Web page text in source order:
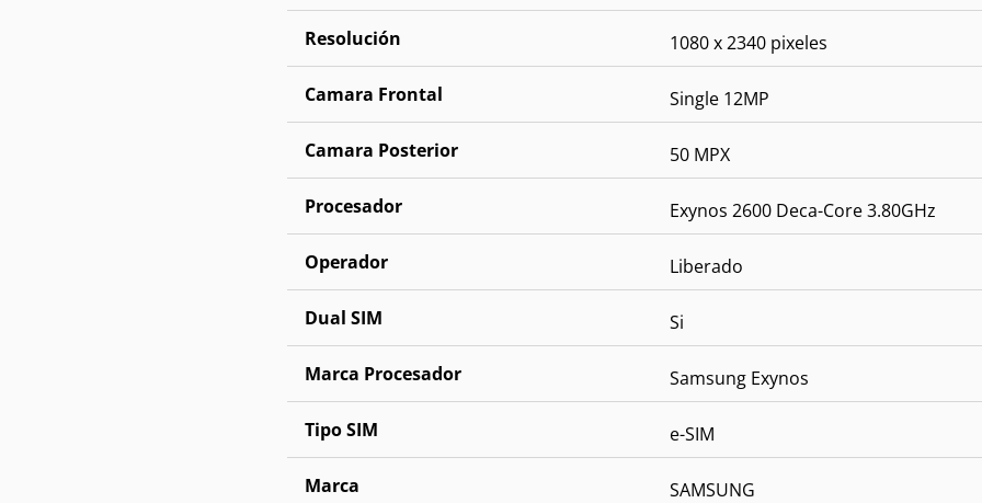
Resolución 1080 x 2340 pixeles
Camara Frontal Single 12MP
Camara Posterior 50 MPX
Procesador Exynos 2600 Deca-Core 3.80GHz
Operador Liberado
Dual SIM Si
Marca Procesador Samsung Exynos
Tipo SIM e-SIM
Marca SAMSUNG